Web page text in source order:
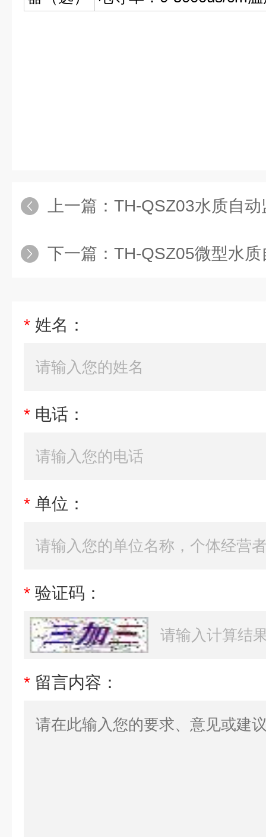
上一篇： TH-QSZ03水质自动
下一篇： TH-QSZ05微型水
* 姓名：
* 电话：
* 单位：
* 验证码：
* 留言内容：